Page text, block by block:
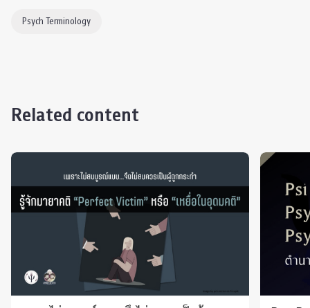
Psych Terminology
Related content